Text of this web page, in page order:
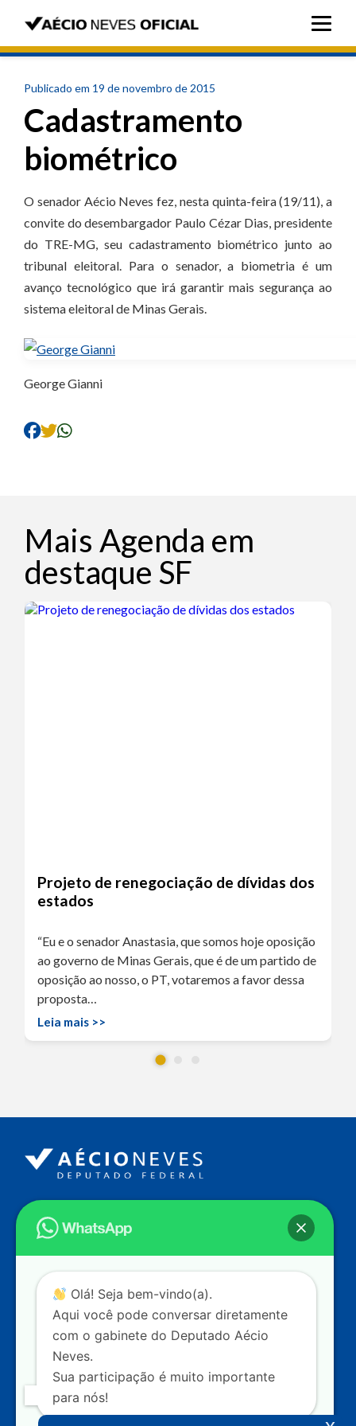
Publicado em 19 de novembro de 2015
Cadastramento
biométrico
O senador Aécio Neves fez, nesta quinta-feira (19/11), a
convite do desembargador Paulo Cézar Dias, presidente
do TRE-MG, seu cadastramento biométrico junto ao
tribunal eleitoral. Para o senador, a biometria é um
avanço tecnológico que irá garantir mais segurança ao
sistema eleitoral de Minas Gerais.
George Gianni
Mais Agenda em
destaque SF
Projeto de renegociação de dívidas dos
estados
“Eu e o senador Anastasia, que somos hoje oposição
ao governo de Minas Gerais, que é de um partido de
oposição ao nosso, o PT, votaremos a favor dessa
proposta…
Leia mais >>
Endereço
Câmara dos Deputados
Ed. Principal, Ala C – Gabinete
Contato
dep.aecioneves@camara.leg.br
+55 (61) 3215-5964
+55 (31) 3261-0121
+55 (31) 97150-0834
Nossas redes
Olá! Seja bem-vindo(a).
Aqui você pode conversar diretamente
com o gabinete do Deputado Aécio
Neves.
Sua participação é muito importante
para nós!